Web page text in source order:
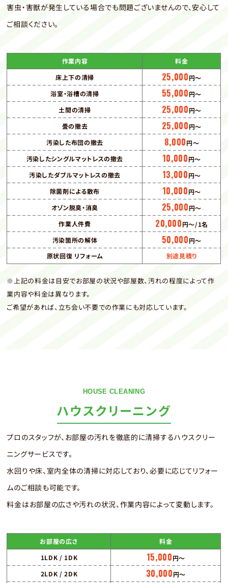
害虫・害獣が発生している場合でも問題ございませんので、安心して
ご相談ください。
作業内容
料金
床上下の清掃
25,000円〜
浴室・浴槽の清掃
55,000円〜
土間の清掃
25,000円〜
畳の撤去
25,000円〜
汚染した布団の撤去
8,000円〜
汚染したシングルマットレスの撤去
10,000円〜
汚染したダブルマットレスの撤去
13,000円〜
除菌剤による散布
10,000円〜
オゾン脱臭・消臭
25,000円〜
作業人件費
20,000円〜/1名
汚染箇所の解体
50,000円〜
原状回復 リフォーム
別途見積り
※上記の料金は目安でお部屋の状況や部屋数、汚れの程度によって作
業内容や料金は異なります。
ご希望があれば、立ち会い不要での作業にも対応しています。
HOUSE CLEANING
ハウスクリーニング
プロのスタッフが、お部屋の汚れを徹底的に清掃するハウスクリー
ニングサービスです。
水回りや床、室内全体の清掃に対応しており、必要に応じてリフォー
ムのご相談も可能です。
料金はお部屋の広さや汚れの状況、作業内容によって変動します。
お部屋の広さ
料金
1LDK / 1DK
15,000円〜
2LDK / 2DK
30,000円〜